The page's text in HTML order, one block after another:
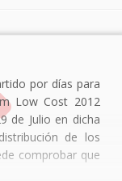
por días para
Low Cost 2012
de Julio en dicha
de los
comprobar que